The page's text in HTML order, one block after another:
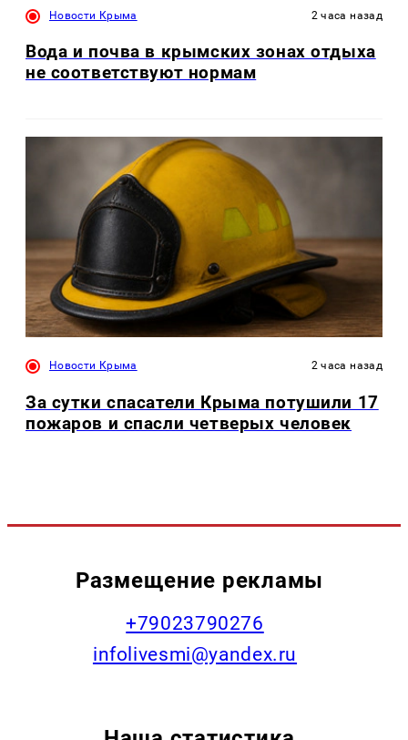
Новости Крыма 2 часа назад
Вода и почва в крымских зонах отдыха
не соответствуют нормам
Новости Крыма 2 часа назад
За сутки спасатели Крыма потушили 17
пожаров и спасли четверых человек
Размещение рекламы
+79023790276
infolivesmi@yandex.ru